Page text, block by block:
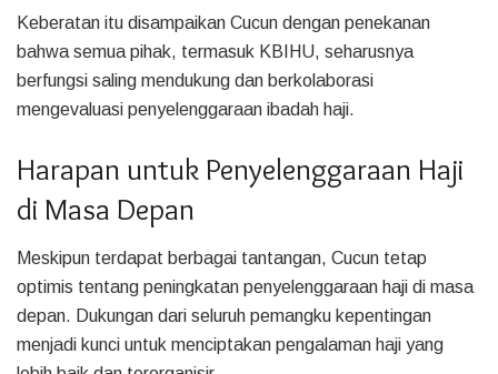
Keberatan itu disampaikan Cucun dengan penekanan
bahwa semua pihak, termasuk KBIHU, seharusnya
berfungsi saling mendukung dan berkolaborasi
mengevaluasi penyelenggaraan ibadah haji.
Harapan untuk Penyelenggaraan Haji
di Masa Depan
Meskipun terdapat berbagai tantangan, Cucun tetap
optimis tentang peningkatan penyelenggaraan haji di masa
depan. Dukungan dari seluruh pemangku kepentingan
menjadi kunci untuk menciptakan pengalaman haji yang